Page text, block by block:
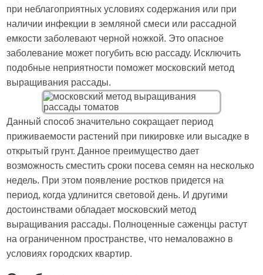
при неблагоприятных условиях содержания или при
наличии инфекции в земляной смеси или рассадной
емкости заболевают черной ножкой. Это опасное
заболевание может погубить всю рассаду. Исключить
подобные неприятности поможет московский метод
выращивания рассады.
Данный способ значительно сокращает период
приживаемости растений при пикировке или высадке в
открытый грунт. Данное преимущество дает
возможность сместить сроки посева семян на несколько
недель. При этом появление ростков придется на
период, когда удлинится световой день. И другими
достоинствами обладает московский метод
выращивания рассады. Полноценные саженцы растут
на ограниченном пространстве, что немаловажно в
условиях городских квартир.